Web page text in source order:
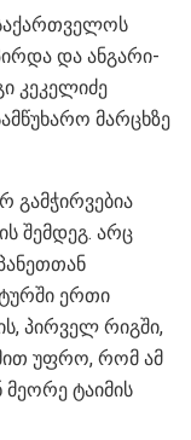
და ან­გა­რი­
კეკელიძე
მარცხზე
გამჭირვებია
შემდეგ. არც
ერთი
პირველ რიგში,
უფრო, რომ ამ
ტაიმის